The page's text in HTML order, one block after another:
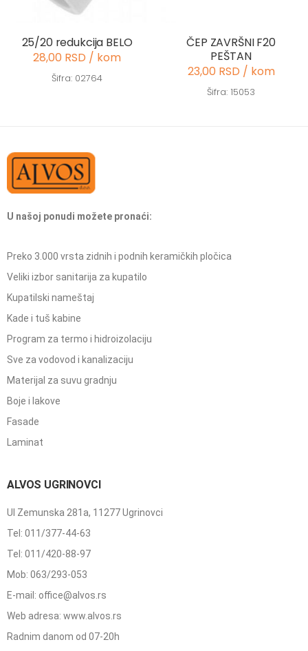
25/20 redukcija BELO
28,00 RSD / kom
Šifra: 02764
ČEP ZAVRŠNI F20
PEŠTAN
23,00 RSD / kom
Šifra: 15053
U našoj ponudi možete pronaći:
Preko 3.000 vrsta zidnih i podnih keramičkih pločica
Veliki izbor sanitarija za kupatilo
Kupatilski nameštaj
Kade i tuš kabine
Program za termo i hidroizolaciju
Sve za vodovod i kanalizaciju
Materijal za suvu gradnju
Boje i lakove
Fasade
Laminat
ALVOS UGRINOVCI
Ul Zemunska 281a, 11277 Ugrinovci
Tel: 011/377-44-63
Tel: 011/420-88-97
Mob: 063/293-053
E-mail: office@alvos.rs
Web adresa: www.alvos.rs
Radnim danom od 07-20h